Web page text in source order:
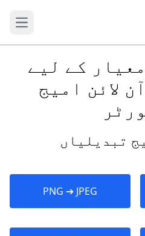
کے لیے
لائن امیج
تبدیلیاں
PNG ➔ JPEG